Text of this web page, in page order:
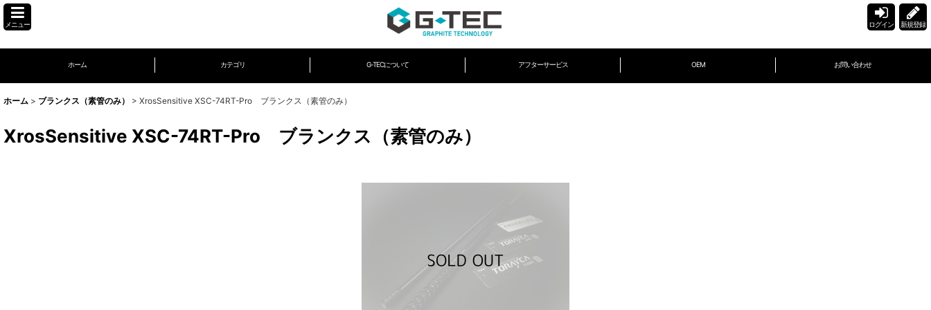
メニュー ログイン 新規登録
ホーム カテゴリ G-TECについて アフターサービス OEM お問い合わせ
ホーム > ブランクス（素管のみ） > XrosSensitive XSC-74RT-Pro ブランクス（素管のみ）
XrosSensitive XSC-74RT-Pro ブランクス（素管のみ）